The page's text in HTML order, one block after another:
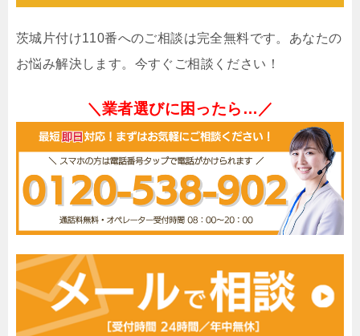
茨城片付け110番へのご相談は完全無料です。あなたの
お悩み解決します。今すぐご相談ください！
＼業者選びに困ったら…／